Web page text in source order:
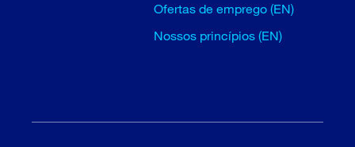
Ofertas de emprego (EN)
Nossos princípios (EN)